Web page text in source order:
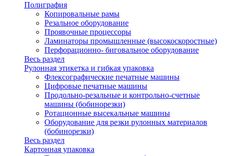
Полиграфия
Копировальные рамы
Резальное оборудование
Проявочные процессоры
Ламинаторы промышленные (высокоскоростные)
Перфорационно- биговальное оборудование
Весь раздел
Рулонная этикетка и гибкая упаковка
Флексографические печатные машины
Цифровые печатные машины
Продольно-резальные и контрольно-счетные
машины (бобинорезки)
Ротационные высекальные машины
Оборудование для резки рулонных материалов
(бобинорезки)
Весь раздел
Картонная упаковка